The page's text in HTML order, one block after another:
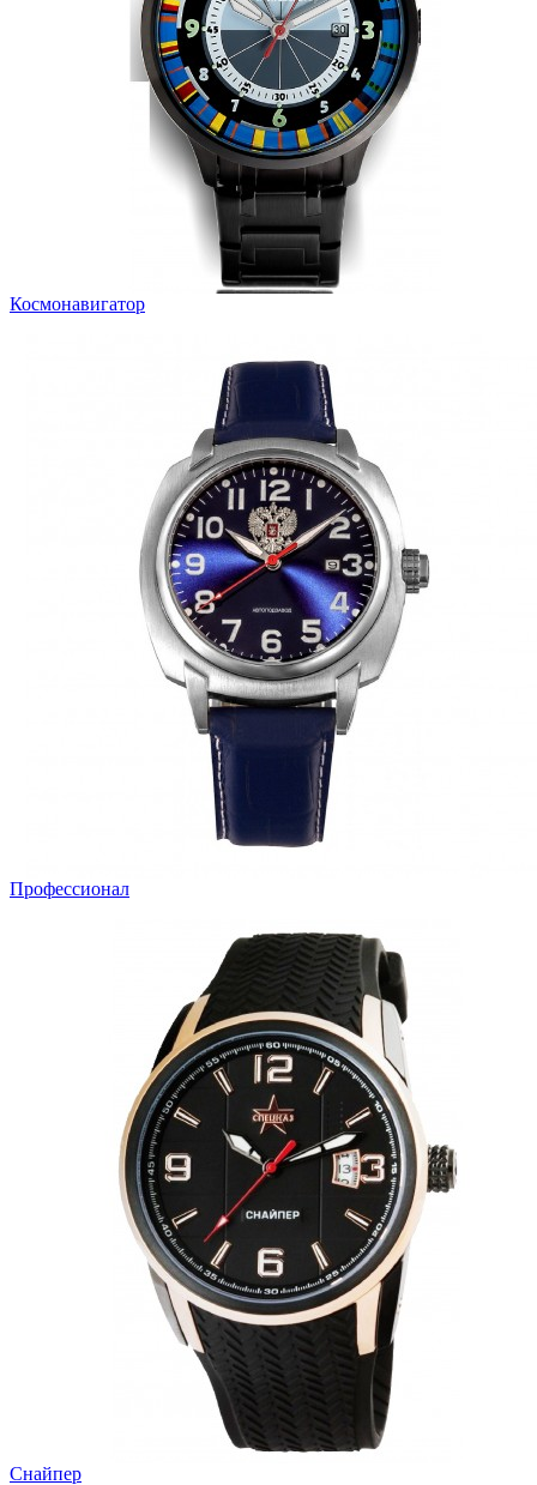
Космонавигатор
Профессионал
Снайпер